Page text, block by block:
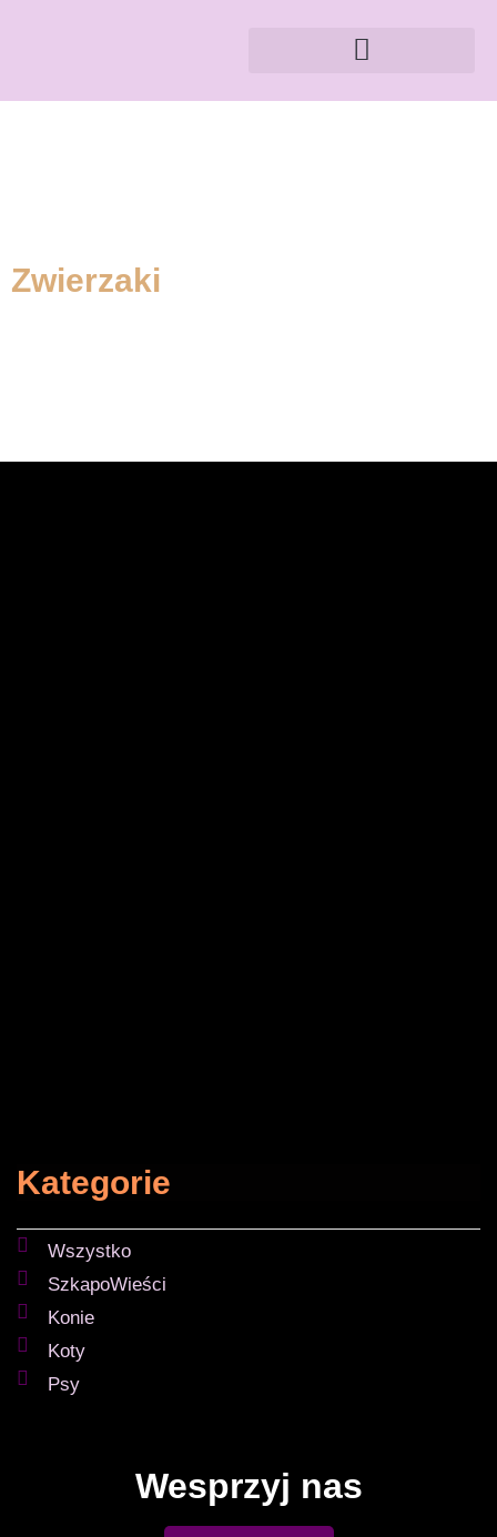
Zwierzaki
Kategorie
Wszystko
SzkapoWieści
Konie
Koty
Psy
Wesprzyj nas